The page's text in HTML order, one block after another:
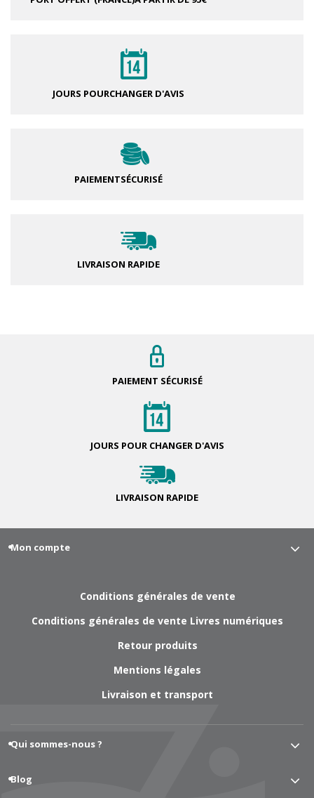
JOURS POURCHANGER D'AVIS
PAIEMENTSÉCURISÉ
LIVRAISON RAPIDE
PAIEMENT SÉCURISÉ
JOURS POUR CHANGER D'AVIS
LIVRAISON RAPIDE
Mon compte
Conditions générales de vente
Conditions générales de vente Livres numériques
Retour produits
Mentions légales
Livraison et transport
Qui sommes-nous ?
Blog